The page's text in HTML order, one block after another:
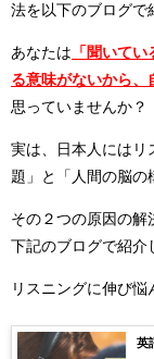
法を以下のブログで
あなたは 「聞いて
る意味がないから、
思っていませんか？
実は、日本人にはリ
題」と「人間の脳の
その２つの原因の解
下記のブログで紹介
リスニングに伸び悩
英